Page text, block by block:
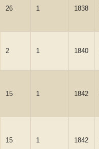
26 1 1838
2 1 1840
15 1 1842
15 1 1842